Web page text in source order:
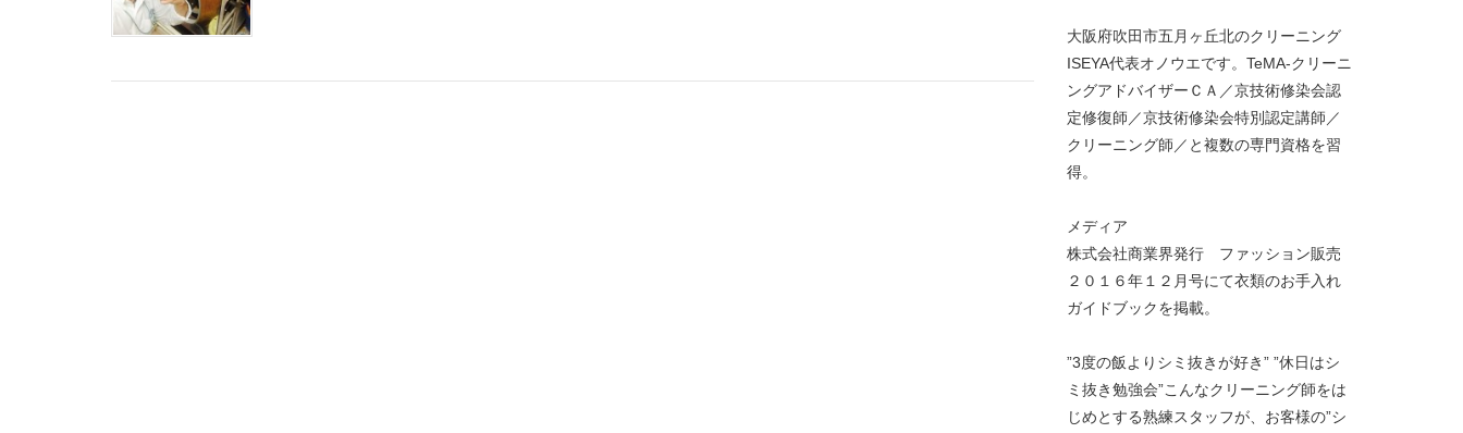
大阪府吹田市五月ヶ丘北のクリーニング
ISEYA代表オノウエです。TeMA-クリーニ
ングアドバイザーＣＡ／京技術修染会認
定修復師／京技術修染会特別認定講師／
クリーニング師／と複数の専門資格を習
得。
メディア
株式会社商業界発行 ファッション販売
２０１６年１２月号にて衣類のお手入れ
ガイドブックを掲載。
”3度の飯よりシミ抜きが好き” ”休日はシ
ミ抜き勉強会”こんなクリーニング師をは
じめとする熟練スタッフが、お客様の”シ